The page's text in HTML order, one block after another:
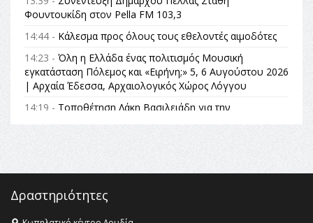
Φουντουκίδη στον Pella FM 103,3
14:44 - Κάλεσμα προς όλους τους εθελοντές αιμοδότες
14:23 - Όλη η Ελλάδα ένας πολιτισμός Μουσική
εγκατάσταση Πόλεμος και «Ειρήνη;» 5, 6 Αυγούστου 2026
| Αρχαία Έδεσσα, Αρχαιολογικός Χώρος Λόγγου
14:19 - Τοποθέτηση Λάκη Βασιλειάδη για την
Αναθεώρηση του Συντάγματος: «Σε τέτοιες κορυφαίες
θεσμικές διαδικασίες υπάρχει μόνο η ευθύνη απέναντι
στις επόμενες γενιές»
16:35 -Το πρόγραμμα του ΠΑΟΚ στον δεύτερο γύρο του
16:27 - Όλυμπος: Εντάχθηκε στον Κατάλογο Παγκόσμιας
Δραστηριότητες